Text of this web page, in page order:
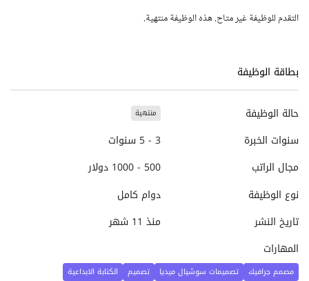
التقدم للوظيفة غير متاح. هذه الوظيفة منتهية.
بطاقة الوظيفة
حالة الوظيفة منتهية
سنوات الخبرة
3 - 5 سنوات
مجال الراتب
500 - 1000 دولار
نوع الوظيفة
دوام كامل
تاريخ النشر
منذ 11 شهر
المهارات
مصمم جرافيك تصميمات سوشيال ميديا تصميم
الكتابة الابداعية